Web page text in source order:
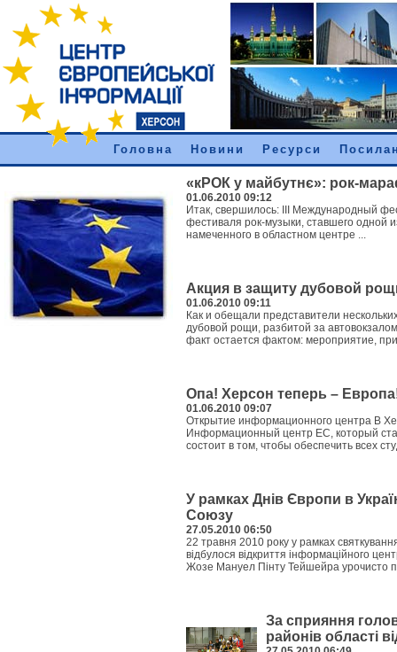
Головна Новини Ресурси
«кРОК у майбутнє»: рок-
01.06.2010 09:12
Итак, свершилось: ІІІ Международный
фестиваля рок-музыки, ставшего
намеченного в областном центре ...
Акция в защиту дубовой
01.06.2010 09:11
Как и обещали представители
дубовой рощи, разбитой за
факт остается фактом: мероприятие,
Опа! Херсон теперь –
01.06.2010 09:07
Открытие информационного центра В
Информационный центр ЕС, который
состоит в том, чтобы обеспечить всех
У рамках Днів Європи в
Союзу
27.05.2010 06:50
22 травня 2010 року у рамках
відбулося відкриття інформаційного
Жозе Мануел Пінту Тейшейра урочисто
За сприяння
районів області